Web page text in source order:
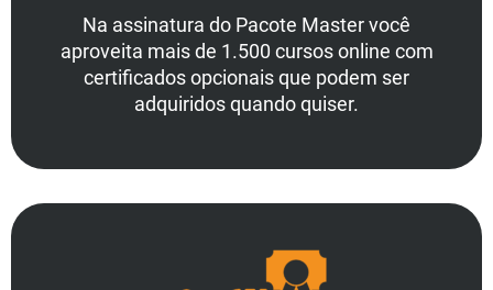
Na assinatura do Pacote Master você
aproveita mais de 1.500 cursos online com
certificados opcionais que podem ser
adquiridos quando quiser.